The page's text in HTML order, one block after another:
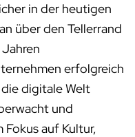
in der heutigen
über den Tellerrand
erfolgreich
digitale Welt
und
auf Kultur,